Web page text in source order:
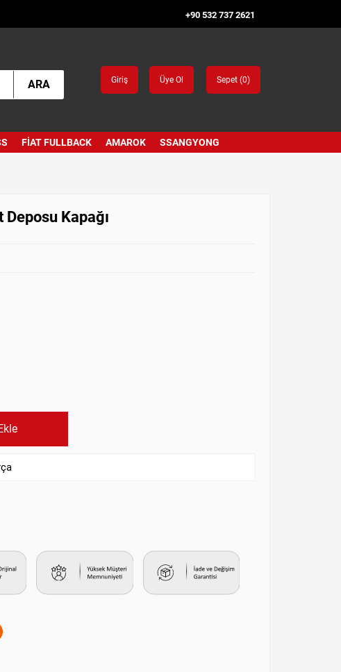
+90 532 737 2621
ARA Giriş Üye Ol Sepet (0)
FIAT FULLBACK AMAROK SSANGYONG
Kapağı